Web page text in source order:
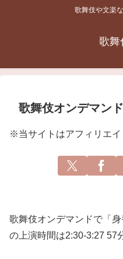
歌舞伎や文楽
歌舞
歌舞伎オンデマン
※当サイトはアフィリエ
歌舞伎オンデマンドで「
の上演時間は2:30-3:27 57